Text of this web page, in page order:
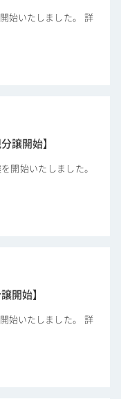
始いたしました。 詳
譲開始】
開始いたしました。
開始】
始いたしました。 詳